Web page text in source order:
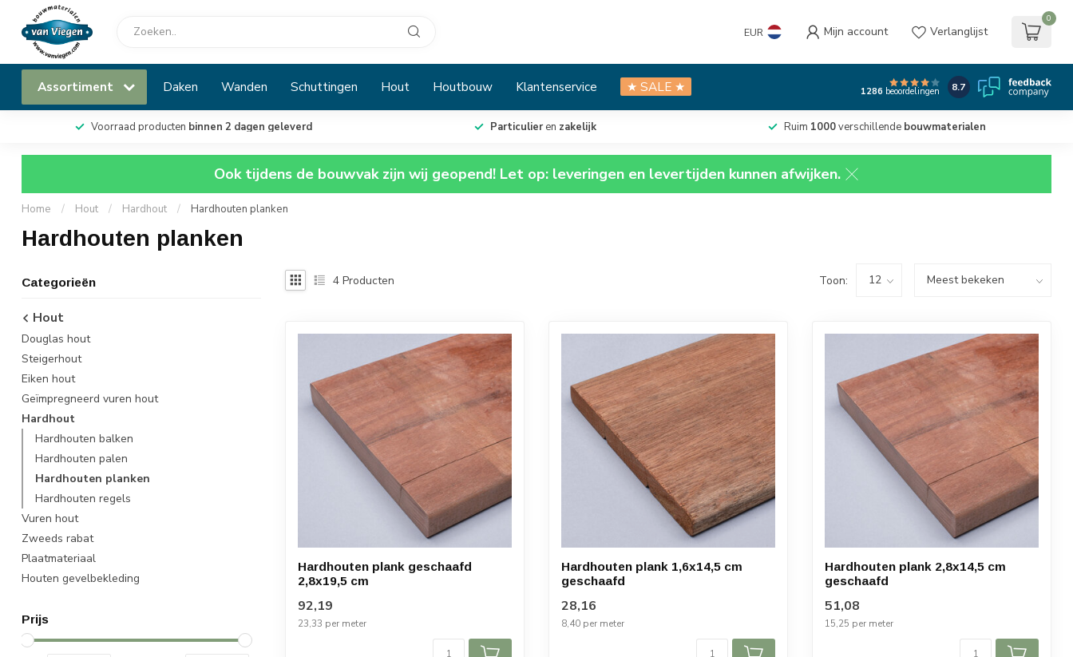
EUR Mijn account Verlanglijst
0
Assortiment Daken Wanden Schuttingen Hout Houtbouw Klantenservice ★ SALE ★ 1286 beoordelingen 8.7
Voorraad producten binnen 2 dagen geleverd Particulieren zakelijk Ruim 1000verschillende bouwmaterialen
Ook tijdens de bouwvak zijn wij geopend! Let op: leveringen en levertijden kunnen afwijken.
Home / Hout / Hardhout / Hardhouten planken
Hardhouten planken
Categorieën
Hout
Douglas hout
Steigerhout
Eiken hout
Geïmpregneerd vuren hout
Hardhout
Hardhouten balken
Hardhouten palen
Hardhouten planken
Hardhouten regels
Vuren hout
Zweeds rabat
Plaatmateriaal
Houten gevelbekleding
Prijs
4 Producten Toon:
Hardhouten plank geschaafd
2,8x19,5 cm
92,19
23,33 per meter
Hardhouten plank 1,6x14,5 cm
geschaafd
28,16
8,40 per meter
Hardhouten plank 2,8x14,5 cm
geschaafd
51,08
15,25 per meter